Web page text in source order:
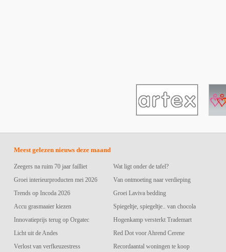
Meest gelezen nieuws deze maand
Zeegers na ruim 70 jaar failliet
Groei interieurproducten mei 2026
Trends op Incoda 2026
Accu grasmaaier kiezen
Innovatieprijs terug op Orgatec
Licht uit de Andes
Verlost van verfkeuzestress
Wat ligt onder de tafel?
Van ontmoeting naar verdieping
Groei Laviva bedding
Spiegeltje, spiegeltje.. van chocola
Hogenkamp versterkt Trademart
Red Dot voor Ahrend Cerene
Recordaantal woningen te koop